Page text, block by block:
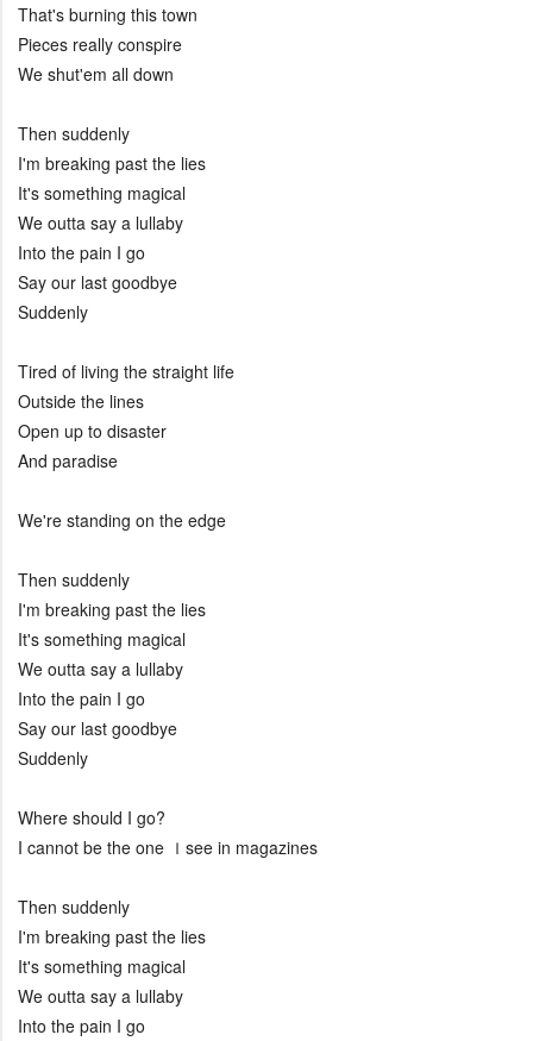
That's burning this town
Pieces really conspire
We shut'em all down
Then suddenly
I'm breaking past the lies
It's something magical
We outta say a lullaby
Into the pain I go
Say our last goodbye
Suddenly
Tired of living the straight life
Outside the lines
Open up to disaster
And paradise
We're standing on the edge
Then suddenly
I'm breaking past the lies
It's something magical
We outta say a lullaby
Into the pain I go
Say our last goodbye
Suddenly
Where should I go?
I cannot be the one ｌsee in magazines
Then suddenly
I'm breaking past the lies
It's something magical
We outta say a lullaby
Into the pain I go